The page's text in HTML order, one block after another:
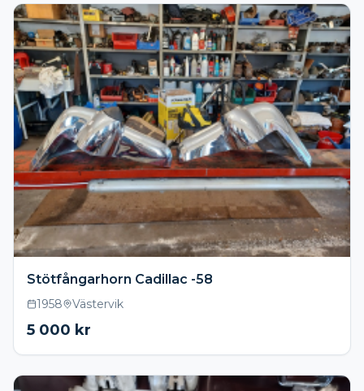
Stötfångarhorn Cadillac -58
1958 Västervik
5 000 kr